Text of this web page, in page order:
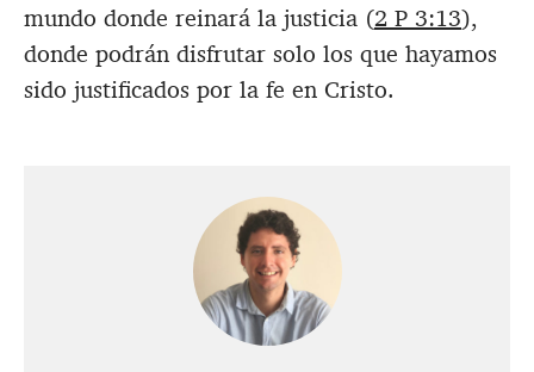
mundo donde reinará la justicia (2 P 3:13),
donde podrán disfrutar solo los que hayamos
sido justificados por la fe en Cristo.